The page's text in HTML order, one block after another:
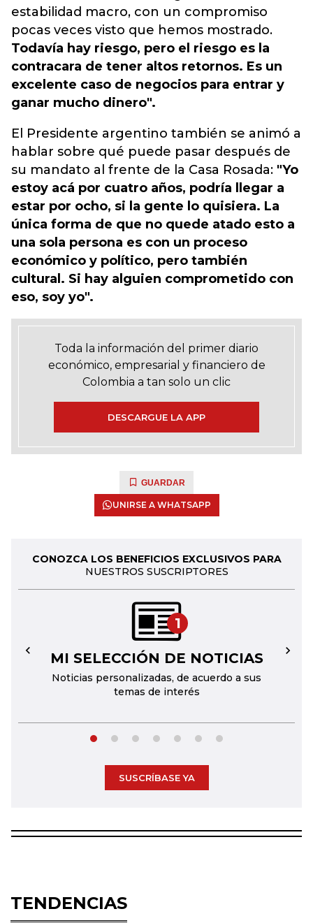
estabilidad macro, con un compromiso
pocas veces visto que hemos mostrado.
Todavía hay riesgo, pero el riesgo es la
contracara de tener altos retornos. Es un
excelente caso de negocios para entrar y
ganar mucho dinero".
El Presidente argentino también se animó a
hablar sobre qué puede pasar después de
su mandato al frente de la Casa Rosada: "Yo
estoy acá por cuatro años, podría llegar a
estar por ocho, si la gente lo quisiera. La
única forma de que no quede atado esto a
una sola persona es con un proceso
económico y político, pero también
cultural. Si hay alguien comprometido con
eso, soy yo".
Toda la información del primer diario
económico, empresarial y financiero de
Colombia a tan solo un clic
DESCARGUE LA APP
GUARDAR
UNIRSE A WHATSAPP
CONOZCA LOS BENEFICIOS EXCLUSIVOS PARA
NUESTROS SUSCRIPTORES
1
MI SELECCIÓN DE NOTICIAS
Noticias personalizadas, de acuerdo a sus
temas de interés
← →
SUSCRÍBASE YA
TENDENCIAS